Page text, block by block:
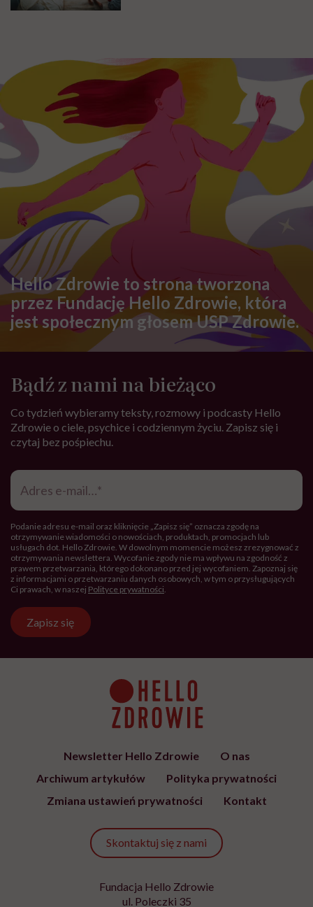
Hello Zdrowie to strona tworzona
przez Fundację Hello Zdrowie, która
jest społecznym głosem USP Zdrowie.
Bądź z nami na bieżąco
Co tydzień wybieramy teksty, rozmowy i podcasty Hello
Zdrowie o ciele, psychice i codziennym życiu. Zapisz się i
czytaj bez pośpiechu.
Adres
mail*
Podanie adresu e-mail oraz kliknięcie „Zapisz się” oznacza zgodę na
otrzymywanie wiadomości o nowościach, produktach, promocjach lub
usługach dot. Hello Zdrowie. W dowolnym momencie możesz zrezygnować z
otrzymywania newslettera. Wycofanie zgody nie ma wpływu na zgodność z
prawem przetwarzania, którego dokonano przed jej wycofaniem. Zapoznaj się
z informacjami o przetwarzaniu danych osobowych, w tym o przysługujących
Ci prawach, w naszej Polityce prywatności.
Zapisz się
Newsletter Hello Zdrowie
O nas
Archiwum artykułów
Polityka prywatności
Zmiana ustawień prywatności
Kontakt
Skontaktuj się z nami
Fundacja Hello Zdrowie
ul. Poleczki 35